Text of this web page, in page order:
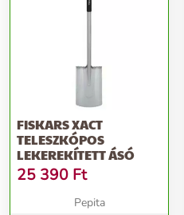
FISKARS XACT
TELESZKÓPOS
LEKEREKÍTETT ÁSÓ
25 390 Ft
Pepita